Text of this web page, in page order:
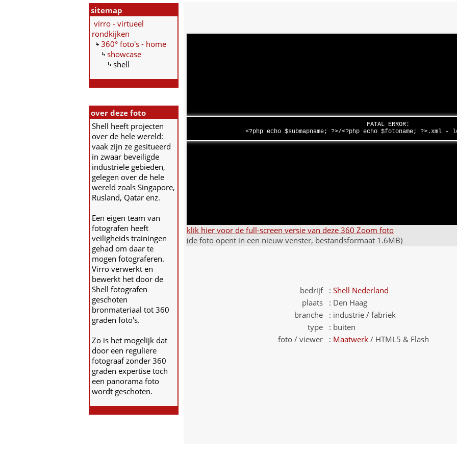
sitemap
virro - virtueel
rondkijken
360° foto's - home
showcase
shell
over deze foto
Shell heeft projecten
over de hele wereld:
vaak zijn ze gesitueerd
in zwaar beveiligde
industriële gebieden,
gelegen over de hele
wereld zoals Singapore,
Rusland, Qatar enz.
Een eigen team van
fotografen heeft
veiligheids trainingen
gehad om daar te
mogen fotograferen.
Virro verwerkt en
bewerkt het door de
Shell fotografen
geschoten
bronmateriaal tot 360
graden foto's.
Zo is het mogelijk dat
door een reguliere
fotograaf zonder 360
graden expertise toch
een panorama foto
wordt geschoten.
FATAL ERROR:
<?php echo $submapname; ?>/<?php echo $fotoname;
klik hier voor de full-screen versie van deze 360 Zoom foto
(de foto opent in een nieuw venster, bestandsformaat 1.6MB)
bedrijf : Shell Nederland
plaats : Den Haag
branche : industrie / fabriek
type : buiten
foto / viewer : Maatwerk / HTML5 & Flash